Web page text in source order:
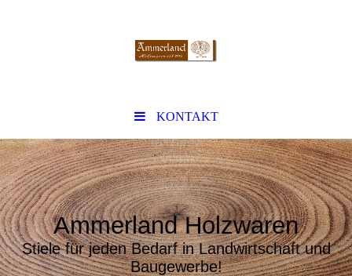
KONTAKT
Ammerland Holzwaren
Stiele für jeden Bedarf in Landwirtschaft und
Baugewerbe!